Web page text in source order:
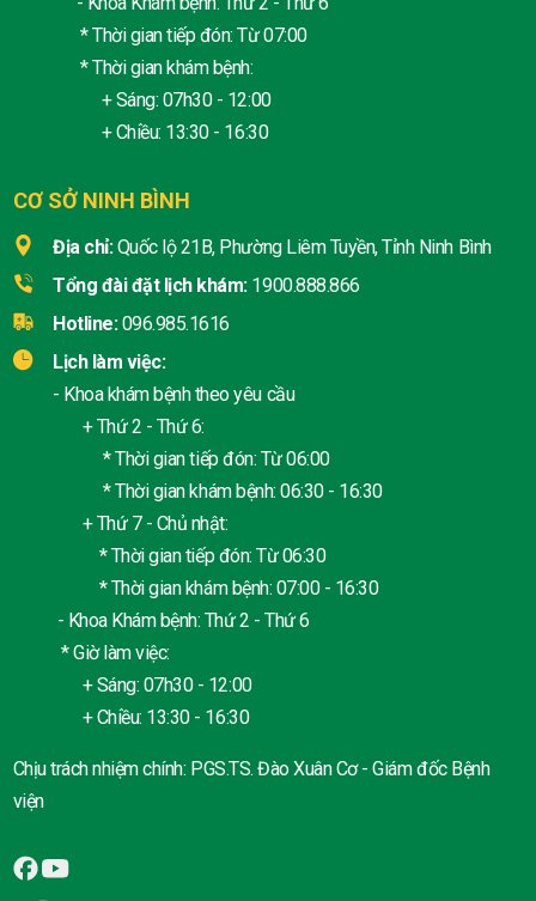
* Thời gian tiếp đón: Từ 07:00
* Thời gian khám bệnh:
+ Sáng: 07h30 - 12:00
+ Chiều: 13:30 - 16:30
CƠ SỞ NINH BÌNH
Địa chỉ: Quốc lộ 21B, Phường Liêm Tuyền, Tỉnh Ninh Bình
Tổng đài đặt lịch khám: 1900.888.866
Hotline: 096.985.1616
Lịch làm việc:
- Khoa khám bệnh theo yêu cầu
+ Thứ 2 - Thứ 6:
* Thời gian tiếp đón: Từ 06:00
* Thời gian khám bệnh: 06:30 - 16:30
+ Thứ 7 - Chủ nhật:
* Thời gian tiếp đón: Từ 06:30
* Thời gian khám bệnh: 07:00 - 16:30
- Khoa Khám bệnh: Thứ 2 - Thứ 6
* Giờ làm việc:
+ Sáng: 07h30 - 12:00
+ Chiều: 13:30 - 16:30
Chịu trách nhiệm chính: PGS.TS. Đào Xuân Cơ - Giám đốc Bệnh
viện